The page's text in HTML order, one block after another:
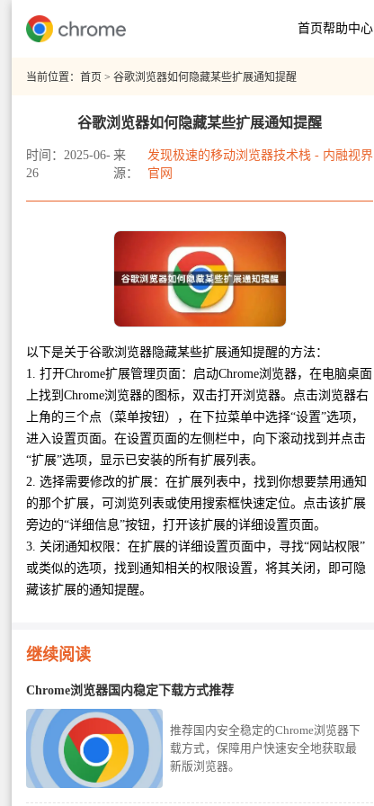
首页帮助中心
当前位置： 首页 > 谷歌浏览器如何隐藏某些扩展通知提醒
谷歌浏览器如何隐藏某些扩展通知提醒
时间：2025-06-
26
来
源：
发现极速的移动浏览器技术栈 - 内融视界
官网
以下是关于谷歌浏览器隐藏某些扩展通知提醒的方法：
1. 打开Chrome扩展管理页面：启动Chrome浏览器，在电脑桌面
上找到Chrome浏览器的图标，双击打开浏览器。点击浏览器右
上角的三个点（菜单按钮），在下拉菜单中选择“设置”选项，
进入设置页面。在设置页面的左侧栏中，向下滚动找到并点击
“扩展”选项，显示已安装的所有扩展列表。
2. 选择需要修改的扩展：在扩展列表中，找到你想要禁用通知
的那个扩展，可浏览列表或使用搜索框快速定位。点击该扩展
旁边的“详细信息”按钮，打开该扩展的详细设置页面。
3. 关闭通知权限：在扩展的详细设置页面中，寻找“网站权限”
或类似的选项，找到通知相关的权限设置，将其关闭，即可隐
藏该扩展的通知提醒。
继续阅读
Chrome浏览器国内稳定下载方式推荐
推荐国内安全稳定的Chrome浏览器下
载方式，保障用户快速安全地获取最
新版浏览器。